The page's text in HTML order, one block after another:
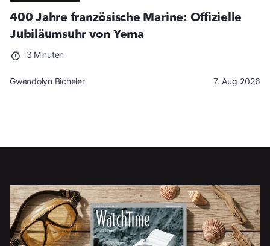
400 Jahre französische Marine: Offizielle
Jubiläumsuhr von Yema
3 Minuten
Gwendolyn Bicheler 7. Aug 2026